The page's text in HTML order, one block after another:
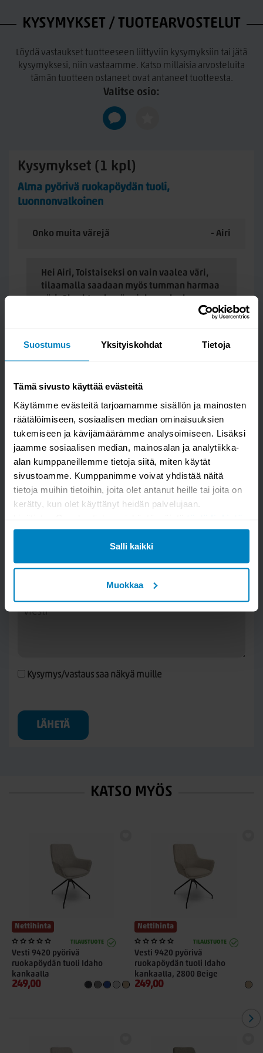
Suostumus Yksityiskohdat Tietoja
Tämä sivusto käyttää evästeitä
Käytämme evästeitä tarjoamamme sisällön ja mainosten
räätälöimiseen, sosiaalisen median ominaisuuksien
tukemiseen ja kävijämäärämme analysoimiseen. Lisäksi
jaamme sosiaalisen median, mainosalan ja analytiikka-
alan kumppaneillemme tietoja siitä, miten käytät
sivustoamme. Kumppanimme voivat yhdistää näitä
tietoja muihin tietoihin, joita olet antanut heille tai joita on
kerätty, kun olet käyttänyt heidän palvelujaan.
Salli kaikki
Muokkaa
KYSYMYKSET / TUOTEARVOSTELUT
Löydä vastaukset tuotteeseen liittyviin kysymyksiin tai jätä
kysymyksesi, niin vastaamme. Katso millaisia arvosteluita
tämän tuotteen ostaneet ovat antaneet tuotteesta.
Valitse osio:
Kysymykset (1 kpl)
Alma pyörivä ruokapöydän tuoli,
Luonnonvalkoinen
Onko muita värejä - Airi
Hei Airi, Toistaiseksi on vain vaalea väri,
tilaamalla saadaan myös tumman harmaa
väri. Ole yhteydessä asiakaspalveluun.
Kysy kysymys
Alma pyörivä ruokapöydän tuoli,
Luonnonvalkoinen
Kysymys/vastaus saa näkyä muille
LÄHETÄ
KATSO MYÖS
Nettihinta
TILAUSTUOTE
Vesti 9420 pyörivä
ruokapöydän tuoli Idaho
kankaalla
249,00
Nettihinta
TILAUSTUOTE
Vesti 9420 pyörivä
ruokapöydän tuoli Idaho
kankaalla, 2800 Beige
249,00